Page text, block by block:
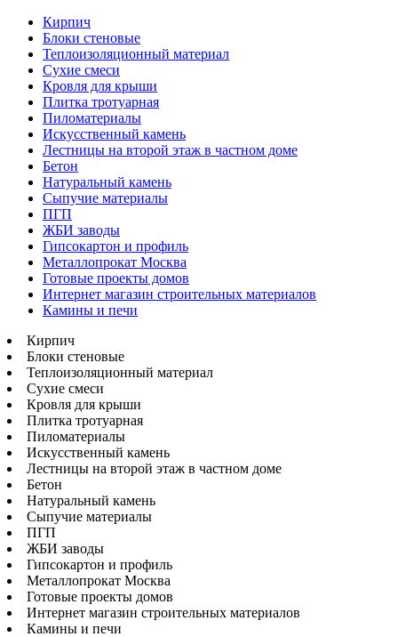
Кирпич
Блоки стеновые
Теплоизоляционный материал
Сухие смеси
Кровля для крыши
Плитка тротуарная
Пиломатериалы
Искусственный камень
Лестницы на второй этаж в частном доме
Бетон
Натуральный камень
Сыпучие материалы
ПГП
ЖБИ заводы
Гипсокартон и профиль
Металлопрокат Москва
Готовые проекты домов
Интернет магазин строительных материалов
Камины и печи
Кирпич
Блоки стеновые
Теплоизоляционный материал
Сухие смеси
Кровля для крыши
Плитка тротуарная
Пиломатериалы
Искусственный камень
Лестницы на второй этаж в частном доме
Бетон
Натуральный камень
Сыпучие материалы
ПГП
ЖБИ заводы
Гипсокартон и профиль
Металлопрокат Москва
Готовые проекты домов
Интернет магазин строительных материалов
Камины и печи